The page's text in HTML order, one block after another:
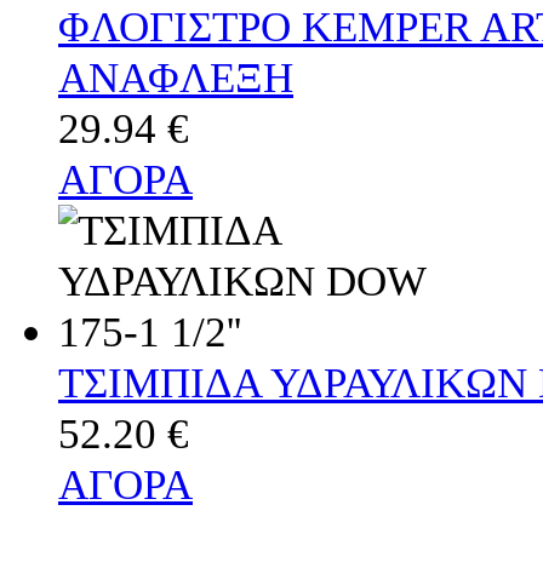
ΦΛΟΓΙΣΤΡΟ KEMPER
ΑΝΑΦΛΕΞΗ
29.94 €
ΑΓΟΡΑ
ΤΣΙΜΠΙΔΑ ΥΔΡΑΥΛΙΚΩΝ
52.20 €
ΑΓΟΡΑ